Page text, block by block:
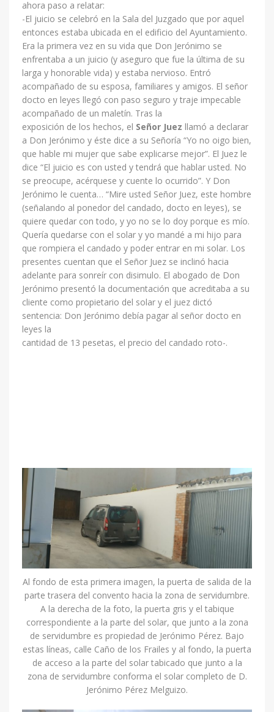
ahora paso a relatar:
-El juicio se celebró en la Sala del Juzgado que por aquel
entonces estaba ubicada en el edificio del Ayuntamiento.
Era la primera vez en su vida que Don Jerónimo se
enfrentaba a un juicio (y aseguro que fue la última de su
larga y honorable vida) y estaba nervioso. Entró
acompañado de su esposa, familiares y amigos. El señor
docto en leyes llegó con paso seguro y traje impecable
acompañado de un maletín. Tras la
exposición de los hechos, el Señor Juez llamó a declarar
a Don Jerónimo y éste dice a su Señoría “Yo no oigo bien,
que hable mi mujer que sabe explicarse mejor”. El Juez le
dice “El juicio es con usted y tendrá que hablar usted. No
se preocupe, acérquese y cuente lo ocurrido”. Y Don
Jerónimo le cuenta… “Mire usted Señor Juez, este hombre
(señalando al ponedor del candado, docto en leyes), se
quiere quedar con todo, y yo no se lo doy porque es mío.
Quería quedarse con el solar y yo mandé a mi hijo para
que rompiera el candado y poder entrar en mi solar. Los
presentes cuentan que el Señor Juez se inclinó hacia
adelante para sonreír con disimulo. El abogado de Don
Jerónimo presentó la documentación que acreditaba a su
cliente como propietario del solar y el juez dictó
sentencia: Don Jerónimo debía pagar al señor docto en
leyes la
cantidad de 13 pesetas, el precio del candado roto-.
Al fondo de esta primera imagen, la puerta de salida de la
parte trasera del convento hacia la zona de servidumbre.
A la derecha de la foto, la puerta gris y el tabique
correspondiente a la parte del solar, que junto a la zona
de servidumbre es propiedad de Jerónimo Pérez. Bajo
estas líneas, calle Caño de los Frailes y al fondo, la puerta
de acceso a la parte del solar tabicado que junto a la
zona de servidumbre conforma el solar completo de D.
Jerónimo Pérez Melguizo.